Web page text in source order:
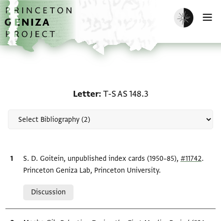
Skip to main content
home
Enable dark
Letter T-S AS 148.3
Bibliographic citation
S. D. Goitein, unpublished index cards (1950–85), #11742.
Princeton Geniza Lab, Princeton University.
Discussion